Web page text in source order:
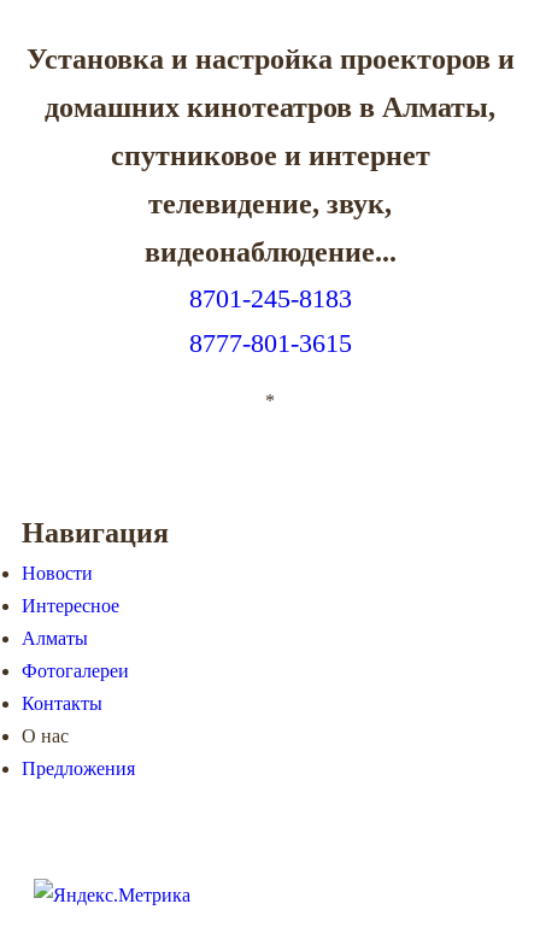
Установка и настройка проекторов и
домашних кинотеатров в Алматы,
спутниковое и интернет
телевидение, звук,
видеонаблюдение...
8701-245-8183
8777-801-3615
*
Навигация
Новости
Интересное
Алматы
Фотогалереи
Контакты
О нас
Предложения